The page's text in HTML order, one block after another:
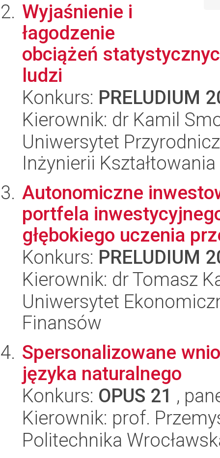
Wyjaśnienie i
łagodzenie
obciążeń
ludzi
Konkurs: PRELUDIUM
Kierownik: dr Kamil
Uniwersytet
Inżynierii
Autonomiczne
portfela
głębokiego uczenia
Konkurs: PRELUDIUM
Kierownik: dr Tomasz
Uniwersytet
Finansów
Spersonalizowane
języka naturalnego
Konkurs: OPUS 21 ,
Kierownik: prof.
Politechnika